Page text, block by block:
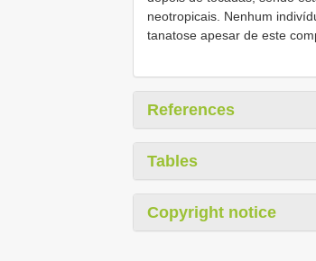
neotropicais. Nenhum
tanatose apesar de este
References
Tables
Copyright notice